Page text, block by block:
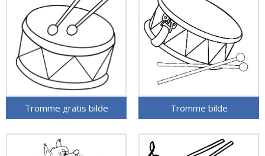
Tromme gratis bilde Tromme bilde